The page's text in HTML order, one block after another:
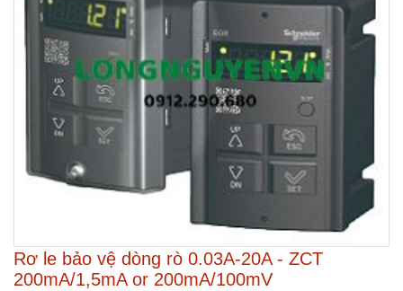
Rơ le bảo vệ dòng rò 0.03A-20A - ZCT
200mA/1,5mA or 200mA/100mV